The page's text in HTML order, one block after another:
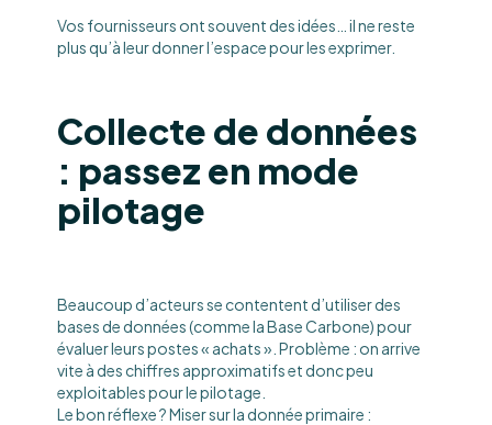
Vos fournisseurs ont souvent des idées… il ne reste
plus qu’à leur donner l’espace pour les exprimer.
Collecte de données
: passez en mode
pilotage
Beaucoup d’acteurs se contentent d’utiliser des
bases de données (comme la Base Carbone) pour
évaluer leurs postes « achats ». Problème : on arrive
vite à des chiffres approximatifs et donc peu
exploitables pour le pilotage.
Le bon réflexe ? Miser sur la donnée primaire :